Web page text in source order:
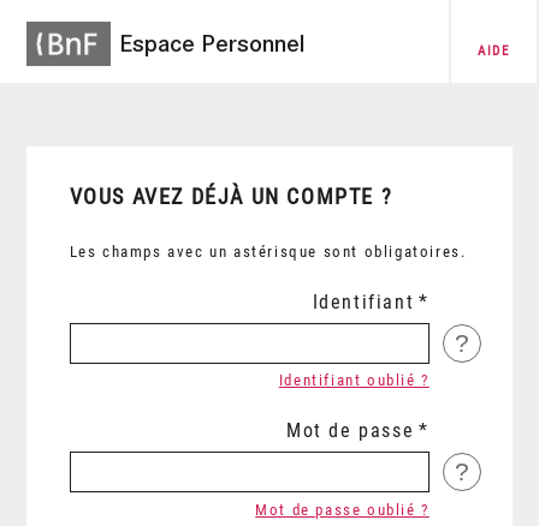
Espace Personnel AIDE
VOUS AVEZ DÉJÀ UN COMPTE ?
Les champs avec un astérisque sont obligatoires.
Identifiant
?
Identifiant oublié ?
Mot de passe
?
Mot de passe oublié ?